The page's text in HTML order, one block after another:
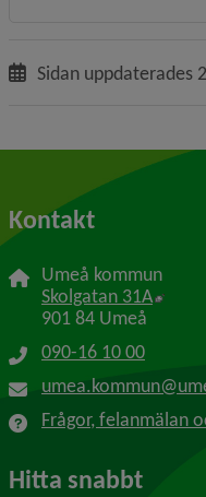
Sidan uppdaterades
Kontakt
Umeå kommun
Skolgatan 31A
901 84 Umeå
090-16 10 00
Frågor, felanmälan
Hitta snabbt